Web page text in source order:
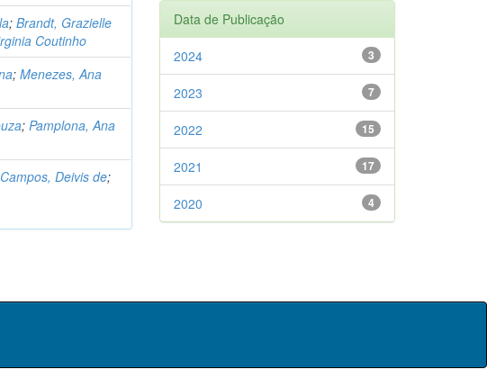
;Brandt, Grazielle
Coutinho
;Menezes, Ana
;Pamplona, Ana
Campos, Deivis de;
Data de Publicação
3
2024
7
2023
15
2022
17
2021
4
2020